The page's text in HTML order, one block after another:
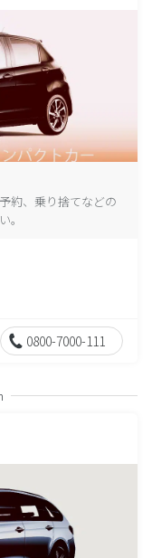
約、乗り捨てなどの
。
0800-7000-111